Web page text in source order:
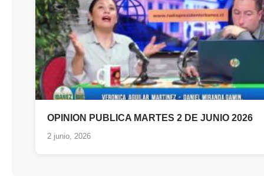
OPINION PUBLICA MARTES 2 DE JUNIO 2026
2 junio, 2026